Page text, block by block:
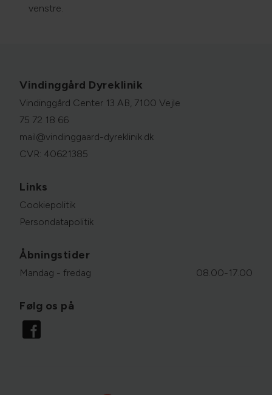
venstre.
Vindinggård Dyreklinik
Vindinggård Center 13 AB, 7100 Vejle
75 72 18 66
mail@vindinggaard-dyreklinik.dk
CVR: 40621385
Links
Cookiepolitik
Persondatapolitik
Åbningstider
Mandag - fredag 08.00-17.00
Følg os på